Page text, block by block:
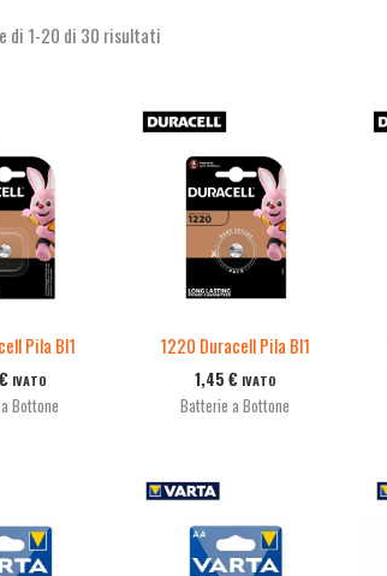
di 1-20 di 30 risultati
Pila Bl1
€ IVATO
Bottone
1220 Duracell Pila Bl1
1,45 € IVATO
Batterie a Bottone